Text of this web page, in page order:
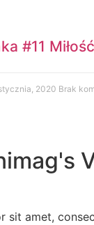
#11
2020 Brak
sit amet,